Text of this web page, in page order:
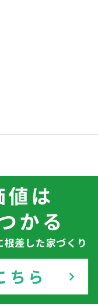
ンジ
石」駅徒歩10分◆
沢市